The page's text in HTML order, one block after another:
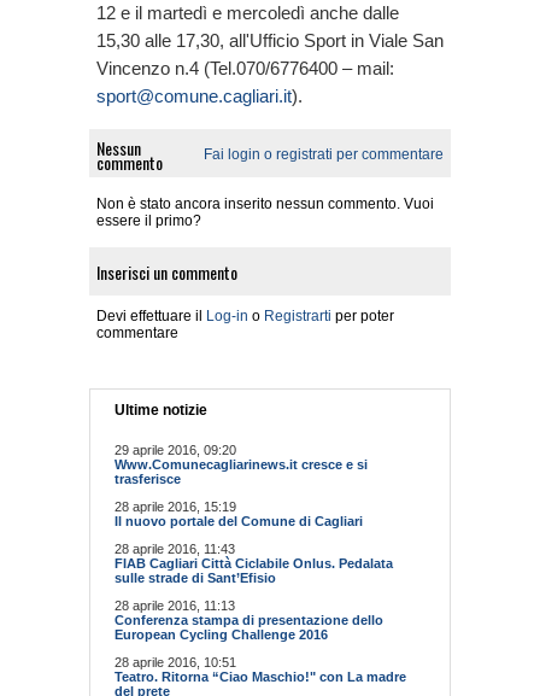
12 e il martedì e mercoledì anche dalle
15,30 alle 17,30, all'Ufficio Sport in Viale San
Vincenzo n.4 (Tel.070/6776400 – mail:
sport@comune.cagliari.it).
Nessun
commento Fai login o registrati per commentare
Non è stato ancora inserito nessun commento. Vuoi
essere il primo?
Inserisci un commento
Devi effettuare il Log-in o Registrarti per poter
commentare
Ultime notizie
29 aprile 2016, 09:20
Www.Comunecagliarinews.it cresce e si
trasferisce
28 aprile 2016, 15:19
Il nuovo portale del Comune di Cagliari
28 aprile 2016, 11:43
FIAB Cagliari Città Ciclabile Onlus. Pedalata
sulle strade di Sant’Efisio
28 aprile 2016, 11:13
Conferenza stampa di presentazione dello
European Cycling Challenge 2016
28 aprile 2016, 10:51
Teatro. Ritorna “Ciao Maschio!" con La madre
del prete